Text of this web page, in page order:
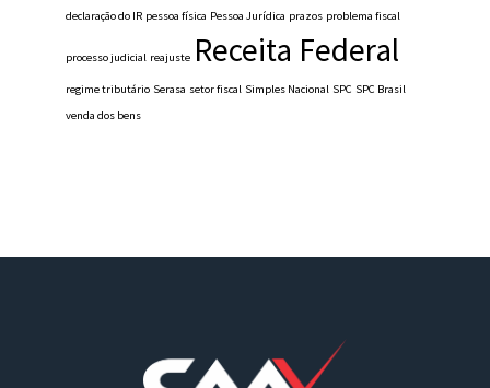
declaração do IR pessoa física Pessoa Jurídica prazos problema fiscal
processo judicial reajuste Receita Federal
regime tributário Serasa setor fiscal Simples Nacional SPC SPC Brasil
venda dos bens